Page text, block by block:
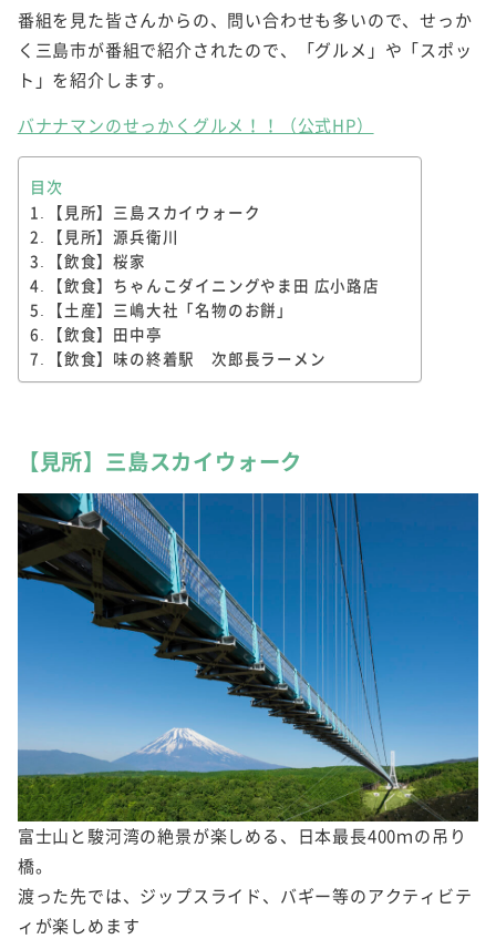
番組を見た皆さんからの、問い合わせも多いので、せっか
く三島市が番組で紹介されたので、「グルメ」や「スポッ
ト」を紹介します。
バナナマンのせっかくグルメ！！（公式HP）
目次
【見所】三島スカイウォーク
【見所】源兵衛川
【飲食】桜家
【飲食】ちゃんこダイニングやま田 広小路店
【土産】三嶋大社「名物のお餅」
【飲食】田中亭
【飲食】味の終着駅 次郎長ラーメン
【見所】三島スカイウォーク
富士山と駿河湾の絶景が楽しめる、日本最長400ｍの吊り
橋。
渡った先では、ジップスライド、バギー等のアクティビテ
ィが楽しめます